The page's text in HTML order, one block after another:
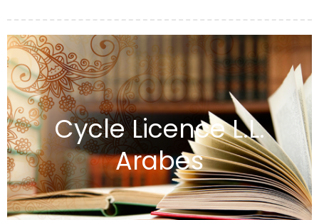
Cycle Licence L.L.
Arabes